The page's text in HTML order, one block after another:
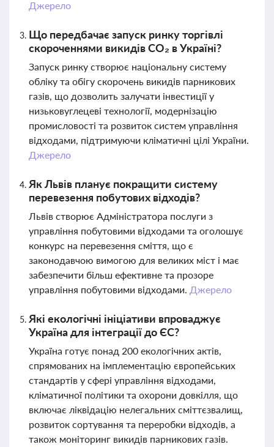
Джерело
Що передбачає запуск ринку торгівлі
скороченнями викидів CO₂ в Україні?
Запуск ринку створює національну систему
обліку та обігу скорочень викидів парникових
газів, що дозволить залучати інвестиції у
низьковуглецеві технології, модернізацію
промисловості та розвиток систем управління
відходами, підтримуючи кліматичні цілі України.
Джерело
Як Львів планує покращити систему
перевезення побутових відходів?
Львів створює Адміністратора послуги з
управління побутовими відходами та оголошує
конкурс на перевезення сміття, що є
законодавчою вимогою для великих міст і має
забезпечити більш ефективне та прозоре
управління побутовими відходами. Джерело
Які екологічні ініціативи впроваджує
Україна для інтеграції до ЄС?
Україна готує понад 200 екологічних актів,
спрямованих на імплементацію європейських
стандартів у сфері управління відходами,
кліматичної політики та охорони довкілля, що
включає ліквідацію нелегальних сміттєзвалищ,
розвиток сортування та переробки відходів, а
також моніторинг викидів парникових газів.